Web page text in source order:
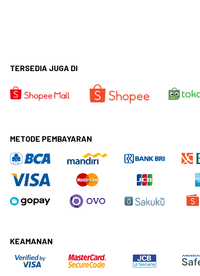
TERSEDIA JUGA DI
METODE PEMBAYARAN
KEAMANAN